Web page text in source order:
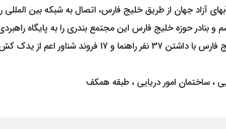
آزاد جهان از طریق خلیج فارس، اتصال به شبکه بین المللی
بنادر حوزه خلیج فارس این مجتمع بندری را به پایگاه
در حال حاضر شرکت هدایت کشتی خلیج فارس با
، ساختمان امور دریایی ، طبقه همکف